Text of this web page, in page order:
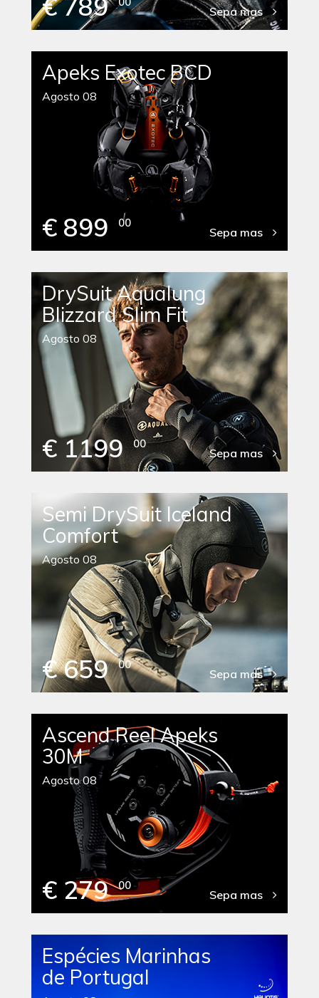
Sepa mas
Apeks Exotec BCD
Agosto 08
€ 899 00
Sepa mas
DrySuit Aqualung
Blizzard Slim Fit
Agosto 08
€ 1199 00
Sepa mas
Semi DrySuit Iceland
Comfort
Agosto 08
€ 659 00
Sepa mas
Ascend Reel Apeks
30M
Agosto 08
€ 279 00
Sepa mas
Espécies Marinhas
de Portugal